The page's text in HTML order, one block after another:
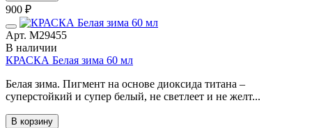
900 ₽
Арт. М29455
В наличии
КРАСКА Белая зима 60 мл
Белая зима. Пигмент на основе диоксида титана –
суперстойкий и супер белый, не светлеет и не желт...
В корзину